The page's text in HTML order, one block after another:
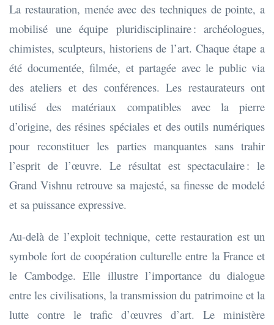
La restauration, menée avec des techniques de pointe, a
mobilisé une équipe pluridisciplinaire : archéologues,
chimistes, sculpteurs, historiens de l’art. Chaque étape a
été documentée, filmée, et partagée avec le public via
des ateliers et des conférences. Les restaurateurs ont
utilisé des matériaux compatibles avec la pierre
d’origine, des résines spéciales et des outils numériques
pour reconstituer les parties manquantes sans trahir
l’esprit de l’œuvre. Le résultat est spectaculaire : le
Grand Vishnu retrouve sa majesté, sa finesse de modelé
et sa puissance expressive.
Au-delà de l’exploit technique, cette restauration est un
symbole fort de coopération culturelle entre la France et
le Cambodge. Elle illustre l’importance du dialogue
entre les civilisations, la transmission du patrimoine et la
lutte contre le trafic d’œuvres d’art. Le ministère